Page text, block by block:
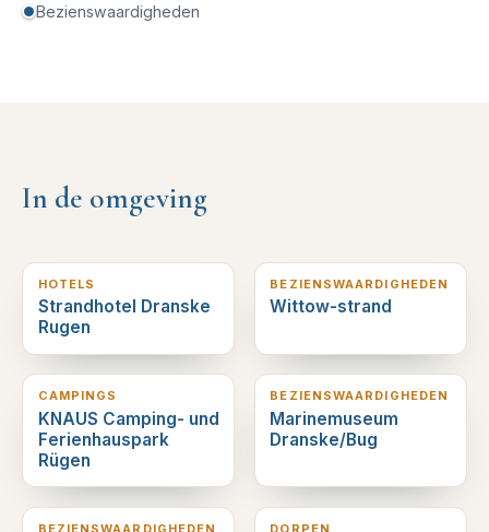
Bezienswaardigheden
In de omgeving
HOTELS
Strandhotel Dranske
Rugen
BEZIENSWAARDIGHEDEN
Wittow-strand
5 km verderop
CAMPINGS
KNAUS Camping- und
Ferienhauspark
Rügen
5 km verderop
BEZIENSWAARDIGHEDEN
Marinemuseum
Dranske/Bug
7 km verderop
BEZIENSWAARDIGHEDEN
10 km verderop
DORPEN